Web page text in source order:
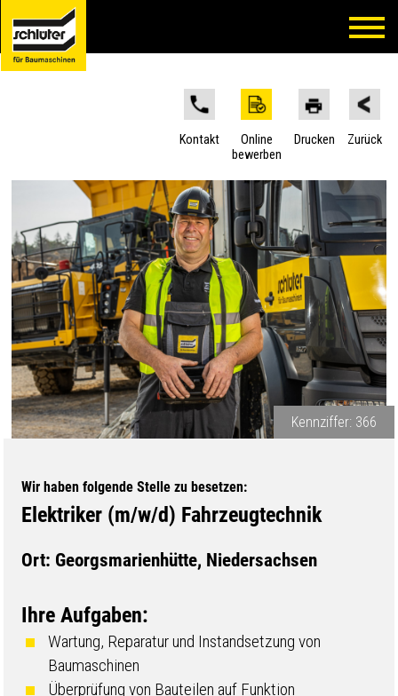
Kontakt
Online
bewerben
Drucken Zurück
Kennziffer: 366
Wir haben folgende Stelle zu besetzen:
Elektriker (m/w/d) Fahrzeugtechnik
Ort: Georgsmarienhütte, Niedersachsen
Ihre Aufgaben:
Wartung, Reparatur und Instandsetzung von
Baumaschinen
Überprüfung von Bauteilen auf Funktion